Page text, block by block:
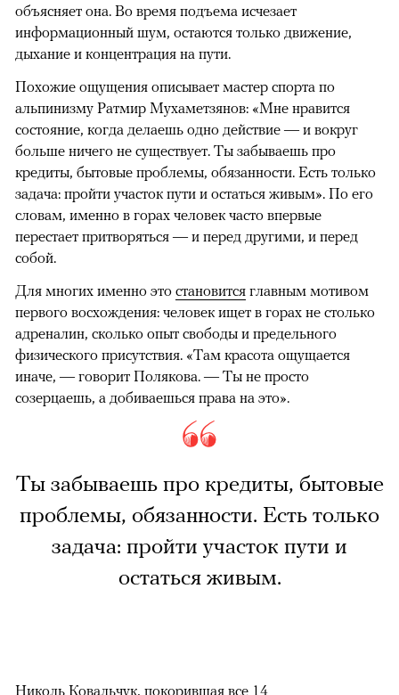
объясняет она. Во время подъема исчезает
информационный шум, остаются только движение,
дыхание и концентрация на пути.
Похожие ощущения описывает мастер спорта по
альпинизму Ратмир Мухаметзянов: «Мне нравится
состояние, когда делаешь одно действие — и вокруг
больше ничего не существует. Ты забываешь про
кредиты, бытовые проблемы, обязанности. Есть только
задача: пройти участок пути и остаться живым». По его
словам, именно в горах человек часто впервые
перестает притворяться — и перед другими, и перед
собой.
Для многих именно это становится главным мотивом
первого восхождения: человек ищет в горах не столько
адреналин, сколько опыт свободы и предельного
физического присутствия. «Там красота ощущается
иначе, — говорит Полякова. — Ты не просто
созерцаешь, а добиваешься права на это».
Ты забываешь про кредиты, бытовые
проблемы, обязанности. Есть только
задача: пройти участок пути и
остаться живым.
Николь Ковальчук, покорившая все 14